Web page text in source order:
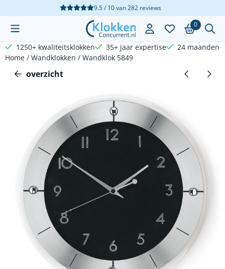
Cookievoorkeuren zijn beschikbaar. Kies instellingen of sta
9.5 / 10van282reviews
0
1250+ kwaliteitsklokken 35+ jaar expertise
24 maanden
Home / Wandklokken / Wandklok 5849
overzicht